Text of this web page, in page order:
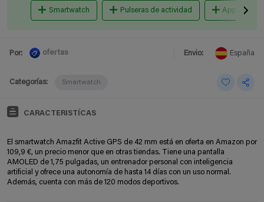
Smartwatch Pulseras de actividad Apple
Por: ofertas Envio: España
Categorías: Smartwatch
CARACTERISTÍCAS
El smartwatch Amazfit Active GPS de 42 mm está en oferta en Amazon por
109,9 €, un precio menor que en otras tiendas. Tiene una pantalla
AMOLED de 1,75 pulgadas, un entrenador personal con inteligencia
artificial y ofrece una autonomía de hasta 14 días con un uso normal.
Además, cuenta con más de 120 modos deportivos.